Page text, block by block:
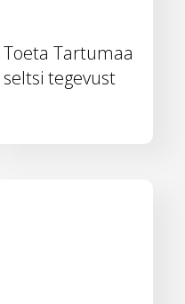
Toeta Tartumaa
seltsi tegevust